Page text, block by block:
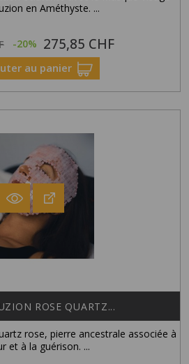
en Améthyste. ...
-20% Prix
275,85 CHF
au panier
ROSE QUARTZ...
rose, pierre ancestrale associée à
et à la guérison. ...